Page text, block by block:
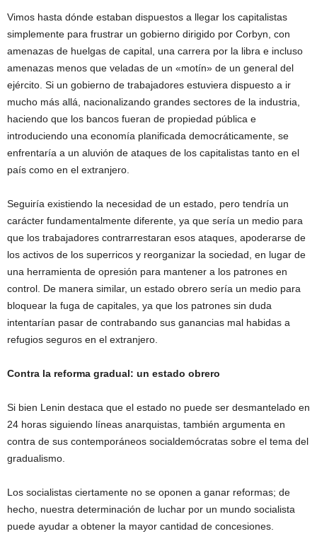
Vimos hasta dónde estaban dispuestos a llegar los capitalistas
simplemente para frustrar un gobierno dirigido por Corbyn, con
amenazas de huelgas de capital, una carrera por la libra e incluso
amenazas menos que veladas de un «motín» de un general del
ejército. Si un gobierno de trabajadores estuviera dispuesto a ir
mucho más allá, nacionalizando grandes sectores de la industria,
haciendo que los bancos fueran de propiedad pública e
introduciendo una economía planificada democráticamente, se
enfrentaría a un aluvión de ataques de los capitalistas tanto en el
país como en el extranjero.
Seguiría existiendo la necesidad de un estado, pero tendría un
carácter fundamentalmente diferente, ya que sería un medio para
que los trabajadores contrarrestaran esos ataques, apoderarse de
los activos de los superricos y reorganizar la sociedad, en lugar de
una herramienta de opresión para mantener a los patrones en
control. De manera similar, un estado obrero sería un medio para
bloquear la fuga de capitales, ya que los patrones sin duda
intentarían pasar de contrabando sus ganancias mal habidas a
refugios seguros en el extranjero.
Contra la reforma gradual: un estado obrero
Si bien Lenin destaca que el estado no puede ser desmantelado en
24 horas siguiendo líneas anarquistas, también argumenta en
contra de sus contemporáneos socialdemócratas sobre el tema del
gradualismo.
Los socialistas ciertamente no se oponen a ganar reformas; de
hecho, nuestra determinación de luchar por un mundo socialista
puede ayudar a obtener la mayor cantidad de concesiones.